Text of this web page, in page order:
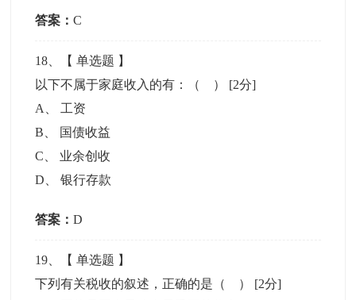
答案：C
18 、【单选题 】
以下不属于家庭收入的有：（ ） [2分]
A
工资
B
国债收益
C
业余创收
D 、银行存款
答案：D
19 、【单选题 】
下列有关税收的叙述，正确的是（ ） [2分]